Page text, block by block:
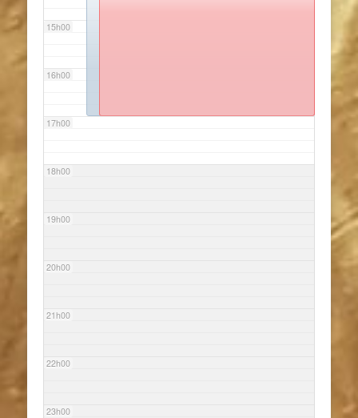
15h00
16h00
17h00
18h00
19h00
20h00
21h00
22h00
23h00